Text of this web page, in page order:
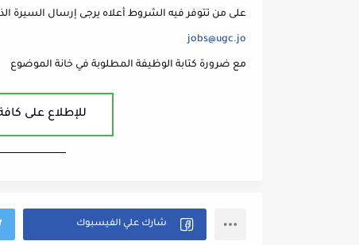
على من تتوفر فيه الشروط أعلاه يرجى إرسال السيرة
jobs@ugc.jo
مع ضرورة كتابة الوظيفة المطلوبة في خانة الموضوع
للإطلاع على